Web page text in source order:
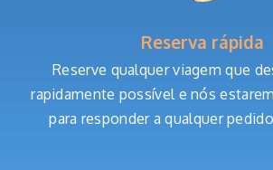
Reserva rápida
Reserve qualquer viagem que
rapidamente possível e nós
para responder a qualquer